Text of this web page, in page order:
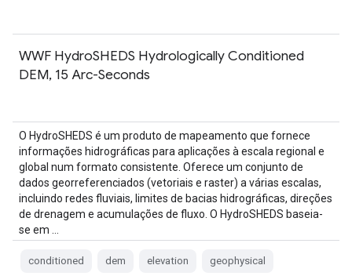
WWF HydroSHEDS Hydrologically Conditioned
DEM, 15 Arc-Seconds
O HydroSHEDS é um produto de mapeamento que fornece
informações hidrográficas para aplicações à escala regional e
global num formato consistente. Oferece um conjunto de
dados georreferenciados (vetoriais e raster) a várias escalas,
incluindo redes fluviais, limites de bacias hidrográficas, direções
de drenagem e acumulações de fluxo. O HydroSHEDS baseia-
se em …
conditioned dem elevation geophysical